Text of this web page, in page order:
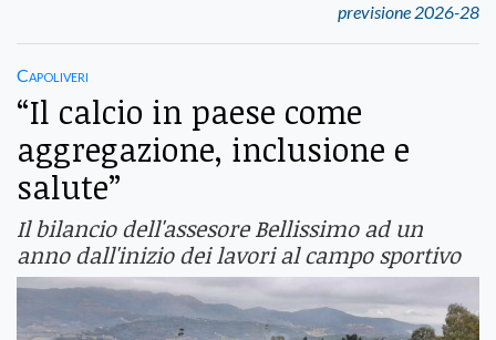
previsione 2026-28
Capoliveri
“Il calcio in paese come
aggregazione, inclusione e
salute”
Il bilancio dell'assesore Bellissimo ad un
anno dall'inizio dei lavori al campo sportivo